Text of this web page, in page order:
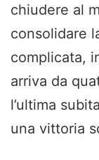
chiudere al
consolidare
complicata,
arriva da
l’ultima
una vittoria